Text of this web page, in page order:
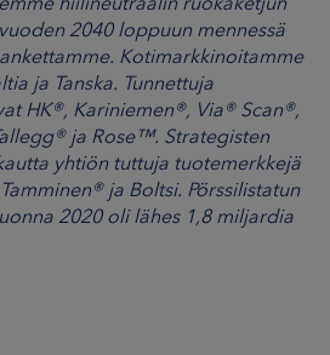
2040 loppuun mennessä
Kotimarkkinoitamme
ja Tanska. Tunnettuja
HK®, Kariniemen®, Via® Scan®,
ja Rose™. Strategisten
yhtiön tuttuja tuotemerkkejä
ja Boltsi. Pörssilistatun
2020 oli lähes 1,8 miljardia